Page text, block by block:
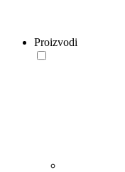
Proizvodi